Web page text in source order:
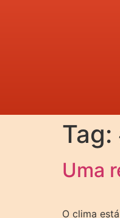
Tag:
Uma
O clima